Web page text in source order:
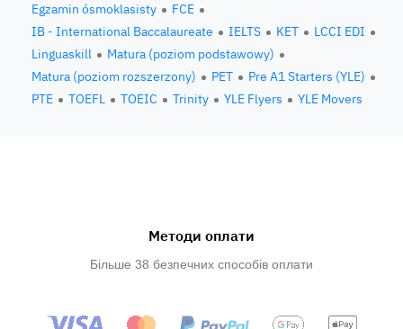
Egzamin ósmoklasisty
FCE
IB - International Baccalaureate
IELTS KET
LCCI EDI
Linguaskill
Matura (poziom podstawowy)
Matura (poziom rozszerzony)
PET
Pre A1 Starters (YLE)
PTE
TOEFL TOEIC Trinity YLE Flyers YLE Movers
Методи оплати
Більше 38 безпечних способів оплати